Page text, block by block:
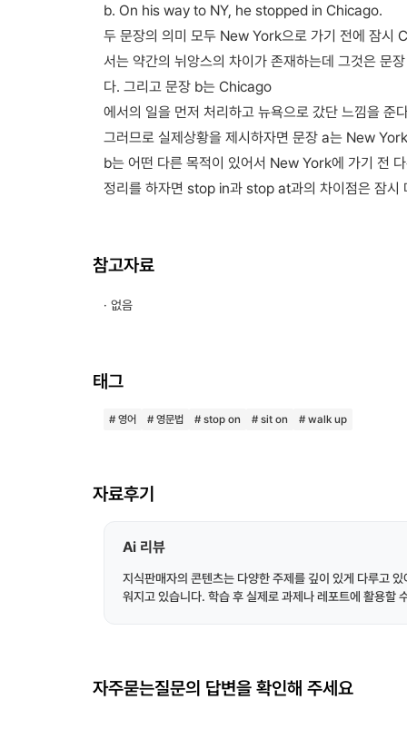
b. On his way to NY, he stopped in Chicago.
두 문장의 의미 모두 New York으로 가기 전에 잠시
서는 약간의 뉘앙스의 차이가 존재하는데 그것은
다. 그리고 문장 b는 Chicago
에서의 일을 먼저 처리하고 뉴욕으로 갔단 느낌을 준
그러므로 실제상황을 제시하자면 문장 a는 New
b는 어떤 다른 목적이 있어서 New York에 가기 전
정리를 하자면 stop in과 stop at과의 차이점은 잠시
참고자료
· 없음
태그
# 영어 # 영문법 # stop on # sit on # walk up
자료후기
Ai 리뷰
지식판매자의 콘텐츠는 다양한 주제를 깊이 있게 다루고
워지고 있습니다. 학습 후 실제로 과제나 레포트에 활용할
자주묻는질문의 답변을 확인해 주세요